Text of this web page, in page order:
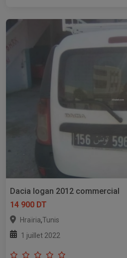
Dacia logan 2012 commercial
14 900 DT
Hraïria,Tunis
1 juillet 2022